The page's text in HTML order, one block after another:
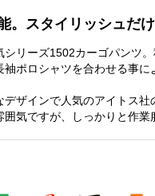
。スタイリッシュだ
リーズ1502カーゴパンツ。
袖ポロシャツを合わせる事
ザインで人気のアイトス社
気ですが、しっかりと作業